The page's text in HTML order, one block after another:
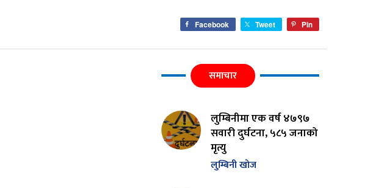
Facebook Tweet Pin
समाचार
लुम्बिनीमा एक वर्ष ४७९७
सवारी दुर्घटना, ५८५ जनाको
मृत्यु
लुम्बिनी खोज